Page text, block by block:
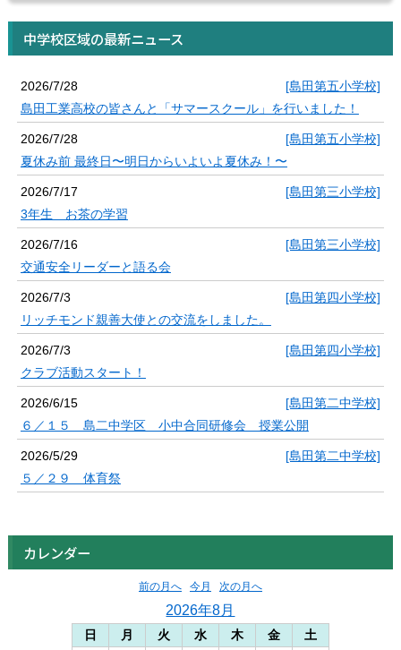
中学校区域の最新ニュース
2026/7/28
[島田第五小学校]
島田工業高校の皆さんと「サマースクール」を行いました！
2026/7/28
[島田第五小学校]
夏休み前 最終日〜明日からいよいよ夏休み！〜
2026/7/17
[島田第三小学校]
3年生 お茶の学習
2026/7/16
[島田第三小学校]
交通安全リーダーと語る会
2026/7/3
[島田第四小学校]
リッチモンド親善大使との交流をしました。
2026/7/3
[島田第四小学校]
クラブ活動スタート！
2026/6/15
[島田第二中学校]
６／１５ 島二中学区 小中合同研修会 授業公開
2026/5/29
[島田第二中学校]
５／２９ 体育祭
カレンダー
前の月へ 今月 次の月へ
2026年8月
日 月 火 水 木 金
土